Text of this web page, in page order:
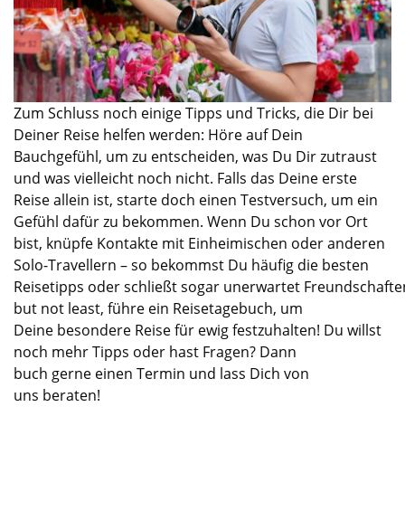
Zum Schluss noch einige Tipps und Tricks, die Dir bei
Deiner Reise helfen werden: Höre auf Dein
Bauchgefühl, um zu entscheiden, was Du Dir zutraust
und was vielleicht noch nicht. Falls das Deine erste
Reiseallein ist, starte doch einen Testversuch, um ein
Gefühl dafür zu bekommen. Wenn Du schon vor Ort
bist, knüpfe Kontakte mit Einheimischen oder anderen
Solo-Travellern –so bekommst Du häufig die besten
Reisetipps oderschließtsogar unerwartet
but not least, führe ein Reisetagebuch, um
Deine besondere Reisefür ewig festzuhalten! Du willst
noch mehr Tipps oder hast Fragen? Dann
buch gerne einen Termin und lass Dich von
uns beraten!